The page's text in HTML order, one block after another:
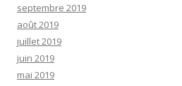
septembre 2019
août 2019
juillet 2019
juin 2019
mai 2019